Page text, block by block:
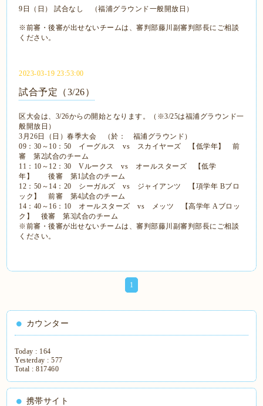
9日（日） 試合なし （福浦グラウンド一般開放日）
※前審・後審が出せないチームは、審判部藤川副審判部長にご相談
ください。
2023-03-19 23:53:00
試合予定（3/26）
区大会は、3/26からの開始となります。（※3/25は福浦グラウンド一
般開放日）
3月26日（日）春季大会 （於： 福浦グラウンド）
09：30～10：50 イーグルス vs スカイヤーズ 【低学年】 前
審 第2試合のチーム
11：10～12：30 Vルークス vs オールスターズ 【低学
年】 後審 第1試合のチーム
12：50～14：20 シーガルズ vs ジャイアンツ 【項学年 Bブロ
ック】 前審 第4試合のチーム
14：40～16：10 オールスターズ vs メッツ 【高学年 Aブロッ
ク】 後審 第3試合のチーム
※前審・後審が出せないチームは、審判部藤川副審判部長にご相談
ください。
1
カウンター
Today : 164
Yesterday :577
Total :817460
携帯サイト